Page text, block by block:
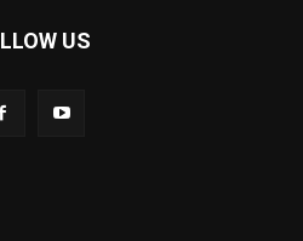
US